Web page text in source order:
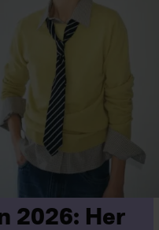
2026: Her